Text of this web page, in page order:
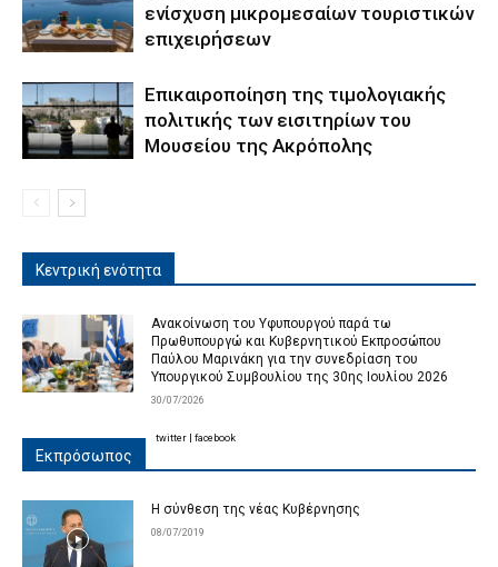
ενίσχυση μικρομεσαίων τουριστικών
επιχειρήσεων
Επικαιροποίηση της τιμολογιακής
πολιτικής των εισιτηρίων του
Μουσείου της Ακρόπολης
Κεντρική ενότητα
Ανακοίνωση του Υφυπουργού παρά τω
Πρωθυπουργώ και Κυβερνητικού Εκπροσώπου
Παύλου Μαρινάκη για την συνεδρίαση του
Υπουργικού Συμβουλίου της 30ης Ιουλίου 2026
30/07/2026
Εκπρόσωπος
Η σύνθεση της νέας Κυβέρνησης
08/07/2019
twitter facebook